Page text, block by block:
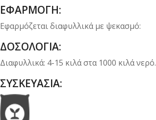
ΕΦΑΡΜΟΓΗ:
Εφαρμόζεται διαφυλλικά με ψεκασμό:
ΔΟΣΟΛΟΓΙΑ:
Διαφυλλικά: 4-15 κιλά στα 1000 κιλά νερό.
ΣΥΣΚΕΥΑΣΙΑ: